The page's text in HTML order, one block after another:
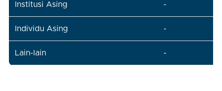
Institusi Asing -
Individu Asing -
Lain-lain -